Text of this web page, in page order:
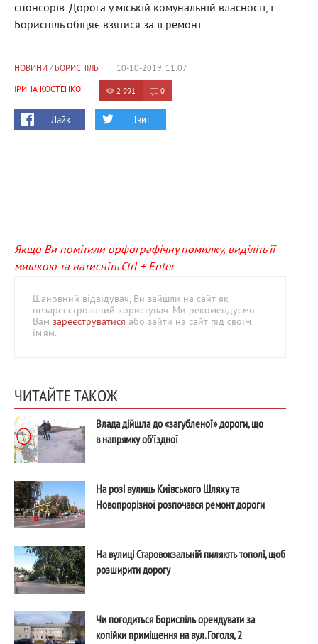
спонсорів. Дорога у міській комунальній власності, і
Бориспіль обіцяє взятися за її ремонт.
НОВИНИ/ БОРИСПІЛЬ
10-10-2019, 11:07
ІРИНА КОСТЕНКО
2 991 0
Лайк Твит
Якщо Ви помітили орфографічну помилку, виділіть її
мишкою та натисніть Ctrl + Enter
Шановний відвідувач, Ви зайшли на сайт як
незареєстрований користувач. Ми рекомендуємо
Вам зареєструватися або зайти на сайт під своїм
ім'ям.
ЧИТАЙТЕ ТАКОЖ
Влада дійшла до «загубленої» дороги, що
в напрямку об'їздної
На розі вулиць Київського Шляху та
Новопрорізної розпочався ремонт дороги
На вулиці Старовокзальній пиляють тополі, щоб
розширити дорогу
Чи погодиться Бориспіль орендувати за
копійки приміщення на вул. Гоголя, 2